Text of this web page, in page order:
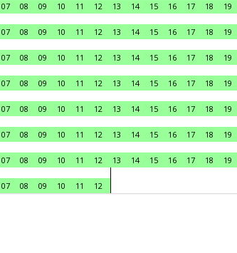
07 08 09 10 11 12 13 14 15 16 17 18 19
07 08 09 10 11 12 13 14 15 16 17 18 19
07 08 09 10 11 12 13 14 15 16 17 18 19
07 08 09 10 11 12 13 14 15 16 17 18 19
07 08 09 10 11 12 13 14 15 16 17 18 19
07 08 09 10 11 12 13 14 15 16 17 18 19
07 08 09 10 11 12 13 14 15 16 17 18 19
07 08 09 10 11 12